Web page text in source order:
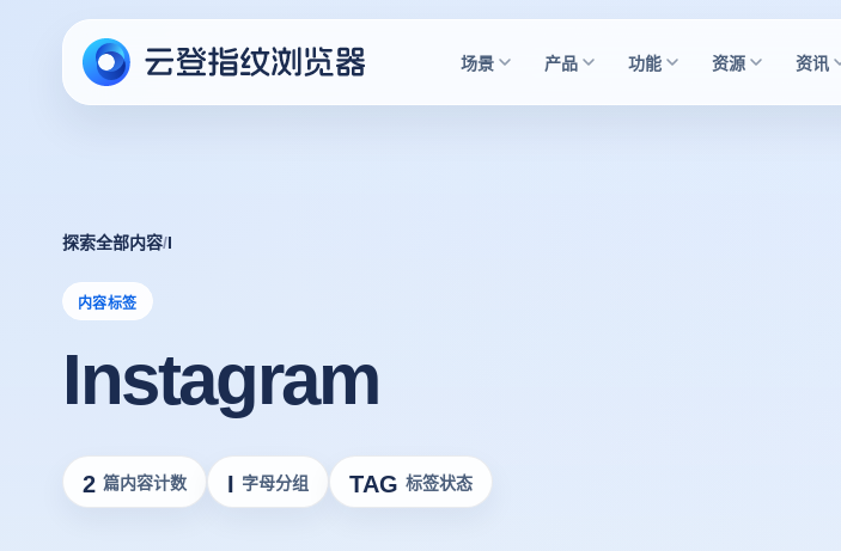
场景 产品 功能 资源 资讯
探索全部内容/I
内容标签
Instagram
2 篇内容计数 I 字母分组 TAG 标签状态